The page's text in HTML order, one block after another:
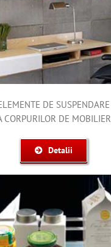
DE SUSPENDARE
CORPURILOR DE MOBILIER
Detalii